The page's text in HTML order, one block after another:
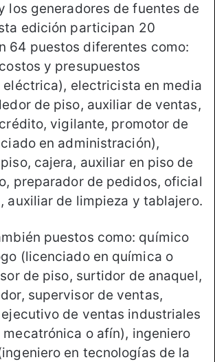
los generadores de fuentes de
edición participan 20
64 puestos diferentes como:
y presupuestos
eléctrica), electricista en media
de piso, auxiliar de ventas,
vigilante, promotor de
en administración),
cajera, auxiliar en piso de
preparador de pedidos, oficial
auxiliar de limpieza y tablajero.
puestos como: químico
(licenciado en química o
de piso, surtidor de anaquel,
supervisor de ventas,
de ventas industriales
mecatrónica o afín), ingeniero
en tecnologías de la